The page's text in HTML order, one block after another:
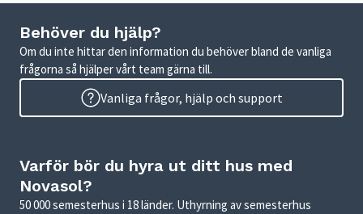
Behöver du hjälp?
Om du inte hittar den information du behöver bland de vanliga
frågorna så hjälper vårt team gärna till.
Vanliga frågor, hjälp och support
Varför bör du hyra ut ditt hus med
Novasol?
50 000 semesterhus i 18 länder. Uthyrning av semesterhus